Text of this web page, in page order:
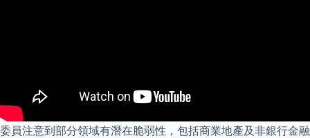
委員注意到部分領域有潛在脆弱性，包括商業地產及非銀行金融